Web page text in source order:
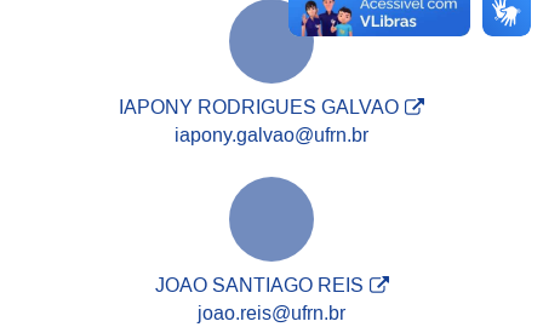
IAPONY RODRIGUES GALVAO
iapony.galvao@ufrn.br
JOAO SANTIAGO REIS
joao.reis@ufrn.br